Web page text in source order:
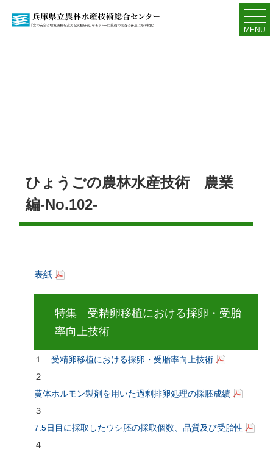
MENU
ひょうごの農林水産技術 農業
編-No.102-
表紙
特集 受精卵移植における採卵・受胎
率向上技術
１ 受精卵移植における採卵・受胎率向上技術
２
黄体ホルモン製剤を用いた過剰排卵処理の採胚成績
３
7.5日目に採取したウシ胚の採取個数、品質及び受胎性
４